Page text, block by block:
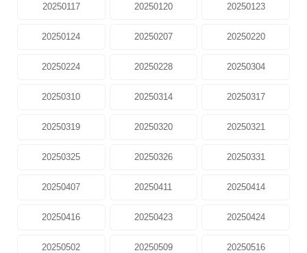
20250117 20250120 20250123
20250124 20250207 20250220
20250224 20250228 20250304
20250310 20250314 20250317
20250319 20250320 20250321
20250325 20250326 20250331
20250407 20250411 20250414
20250416 20250423 20250424
20250502 20250509 20250516